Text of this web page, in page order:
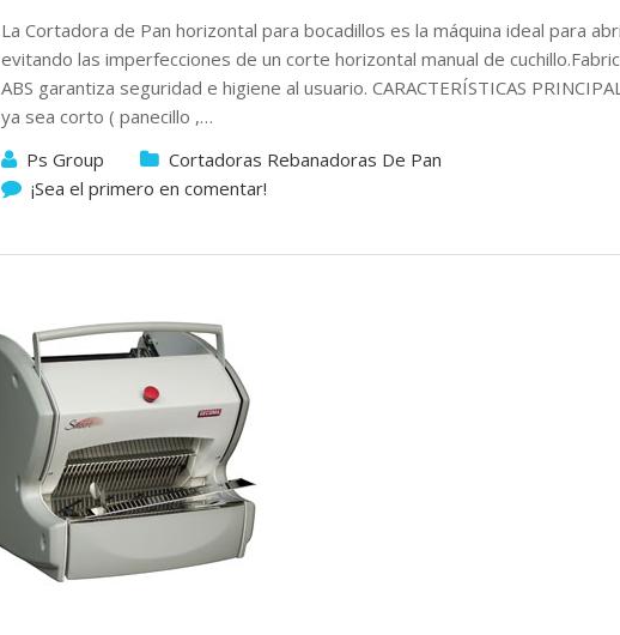
La Cortadora de Pan horizontal para bocadillos es la máquina ideal para
evitando las imperfecciones de un corte horizontal manual de
ABS garantiza seguridad e higiene al usuario. CARACTERÍSTICAS
ya sea corto ( panecillo ,…
Ps Group
Cortadoras Rebanadoras De Pan
¡Sea el primero en comentar!